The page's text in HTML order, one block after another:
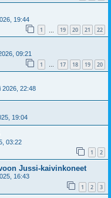
19:44
1 19 20 21 22
09:21
1 … 17 18 19 20
2026, 22:48
19:04
03:22
1 2
Jussi-kaivinkoneet
16:43
1 2 3